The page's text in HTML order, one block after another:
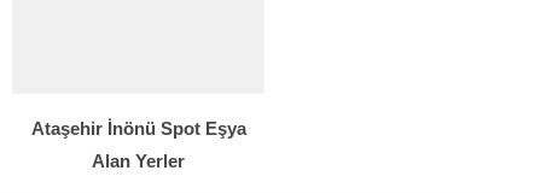
Ataşehir İnönü Spot Eşya
Alan Yerler